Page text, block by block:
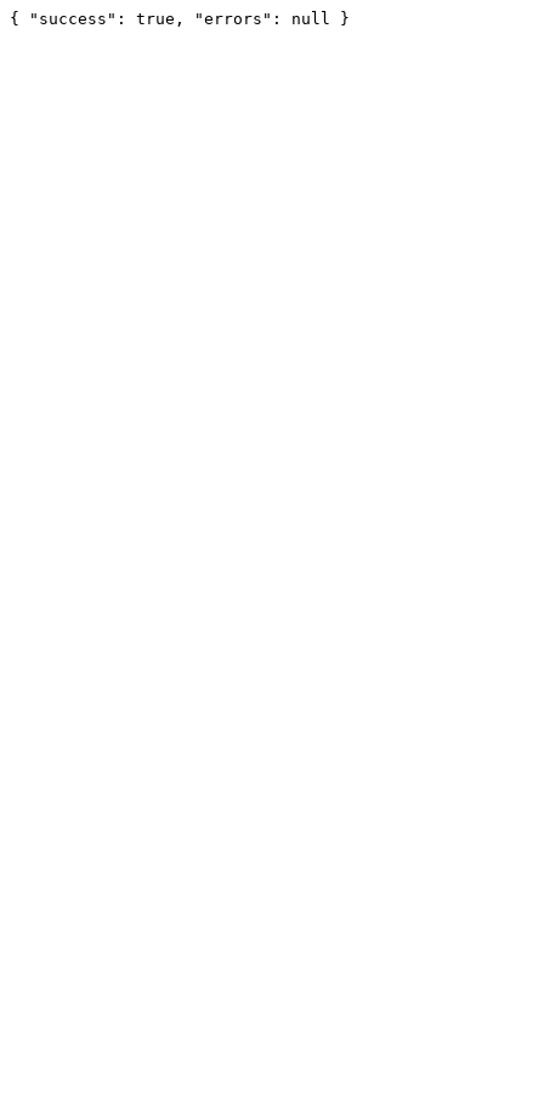
{ "success": true, "errors": null }